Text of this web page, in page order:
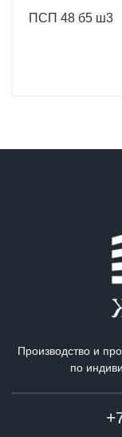
ПСП 48 б5 ш3
Производство и
по